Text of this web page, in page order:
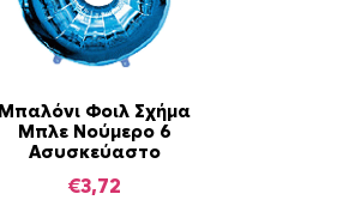
Μπαλόνι Φοιλ Σχήμα
Μπλε Νούμερο 6
Ασυσκεύαστο
€3,72